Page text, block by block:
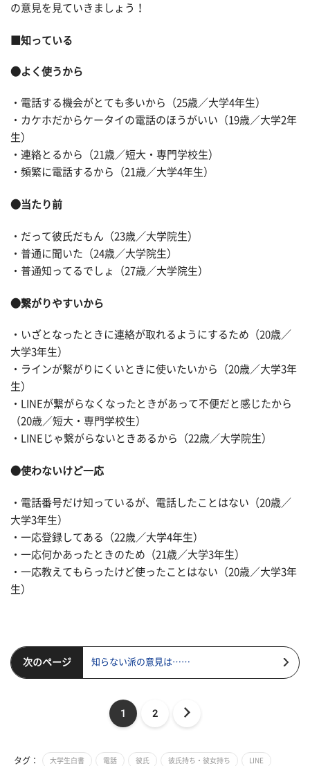
の意見を見ていきましょう！
■知っている
●よく使うから
・電話する機会がとても多いから（25歳／大学4年生）
・カケホだからケータイの電話のほうがいい（19歳／大学2年
生）
・連絡とるから（21歳／短大・専門学校生）
・頻繁に電話するから（21歳／大学4年生）
●当たり前
・だって彼氏だもん（23歳／大学院生）
・普通に聞いた（24歳／大学院生）
・普通知ってるでしょ（27歳／大学院生）
●繋がりやすいから
・いざとなったときに連絡が取れるようにするため（20歳／
大学3年生）
・ラインが繋がりにくいときに使いたいから（20歳／大学3年
生）
・LINEが繋がらなくなったときがあって不便だと感じたから
（20歳／短大・専門学校生）
・LINEじゃ繋がらないときあるから（22歳／大学院生）
●使わないけど一応
・電話番号だけ知っているが、電話したことはない（20歳／
大学3年生）
・一応登録してある（22歳／大学4年生）
・一応何かあったときのため（21歳／大学3年生）
・一応教えてもらったけど使ったことはない（20歳／大学3年
生）
次のページ 知らない派の意見は……
1 2
タグ： 大学生白書 電話 彼氏 彼氏持ち・彼女持ち LINE